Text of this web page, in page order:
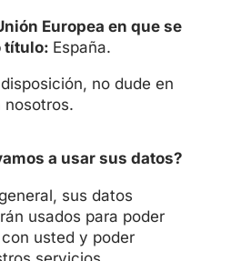
Europea en que se
título: España.
no dude en
a usar sus datos?
sus datos
usados para poder
usted y poder